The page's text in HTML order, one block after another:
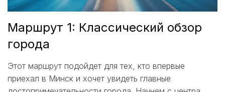
Маршрут 1: Классический обзор
города
Этот маршрут подойдет для тех, кто впервые
приехал в Минск и хочет увидеть главные